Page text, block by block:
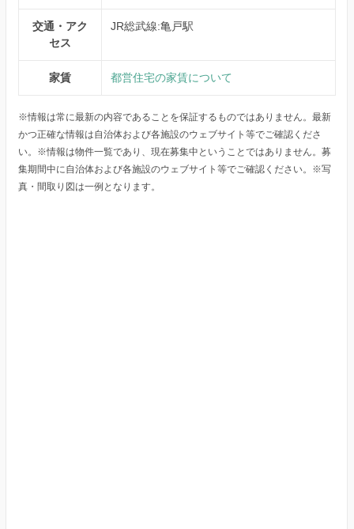
交通・アク
セス
JR総武線:亀戸駅
家賃 都営住宅の家賃について
※情報は常に最新の内容であることを保証するものではありません。最新
かつ正確な情報は自治体および各施設のウェブサイト等でご確認くださ
い。※情報は物件一覧であり、現在募集中ということではありません。募
集期間中に自治体および各施設のウェブサイト等でご確認ください。※写
真・間取り図は一例となります。